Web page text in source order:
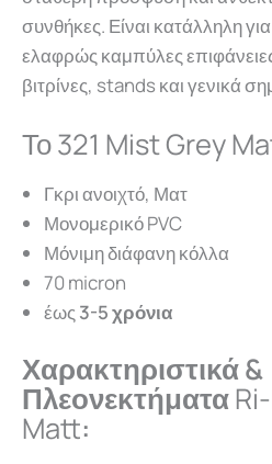
συνθήκες. Είναι κατάλληλη
ελαφρώς καμπύλες
βιτρίνες, stands και γενικά
Το 321 Mist Grey
Γκρι ανοιχτό, Ματ
Μονομερικό PVC
Μόνιμη διάφανη κόλλα
70 micron
έως 3-5 χρόνια
Χαρακτηριστικά &
Πλεονεκτήματα
Matt: